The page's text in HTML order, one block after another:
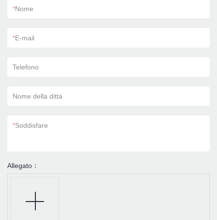
*Nome
*E-mail
Telefono
Nome della ditta
*Soddisfare
Allegato：